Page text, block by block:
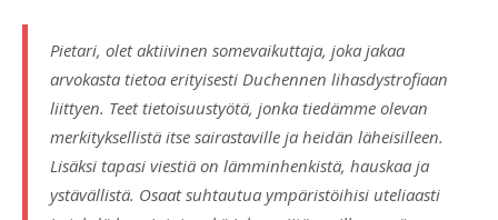
Pietari, olet aktiivinen somevaikuttaja, joka jakaa
arvokasta tietoa erityisesti Duchennen lihasdystrofiaan
liittyen. Teet tietoisuustyötä, jonka tiedämme olevan
merkityksellistä itse sairastaville ja heidän läheisilleen.
Lisäksi tapasi viestiä on lämminhenkistä, hauskaa ja
ystävällistä. Osaat suhtautua ympäristöihisi uteliaasti